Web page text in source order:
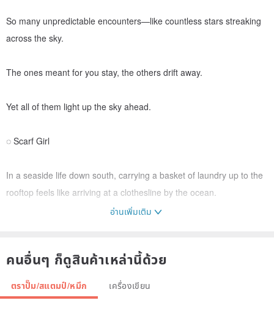
So many unpredictable encounters—like countless stars streaking
across the sky.
The ones meant for you stay, the others drift away.
Yet all of them light up the sky ahead.
◌ Scarf Girl
In a seaside life down south, carrying a basket of laundry up to the
rooftop feels like arriving at a clothesline by the ocean.
◌ Hello Girl
อ่านเพิ่มเติม
คนอื่นๆ ก็ดูสินค้าเหล่านี้ด้วย
ตราปั๊ม/สแตมป์/หมึก เครื่องเขียน